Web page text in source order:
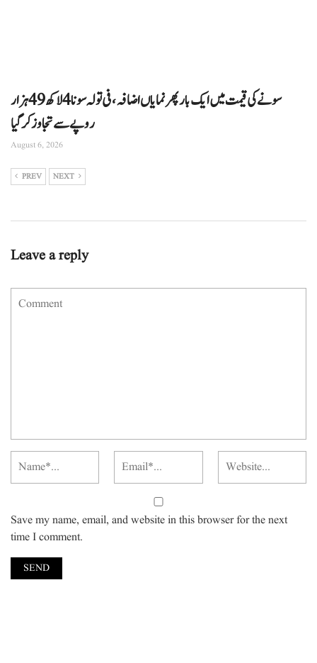
سونے کی قیمت میں ایک بار پھر نمایاں اضافہ، فی تولہ سونا 4 لاکھ 49 ہزار
روپے سے تجاوز کرگیا
August 6, 2026
PREV NEXT
Leave a reply
Save my name, email, and website in this browser for the next
time I comment.